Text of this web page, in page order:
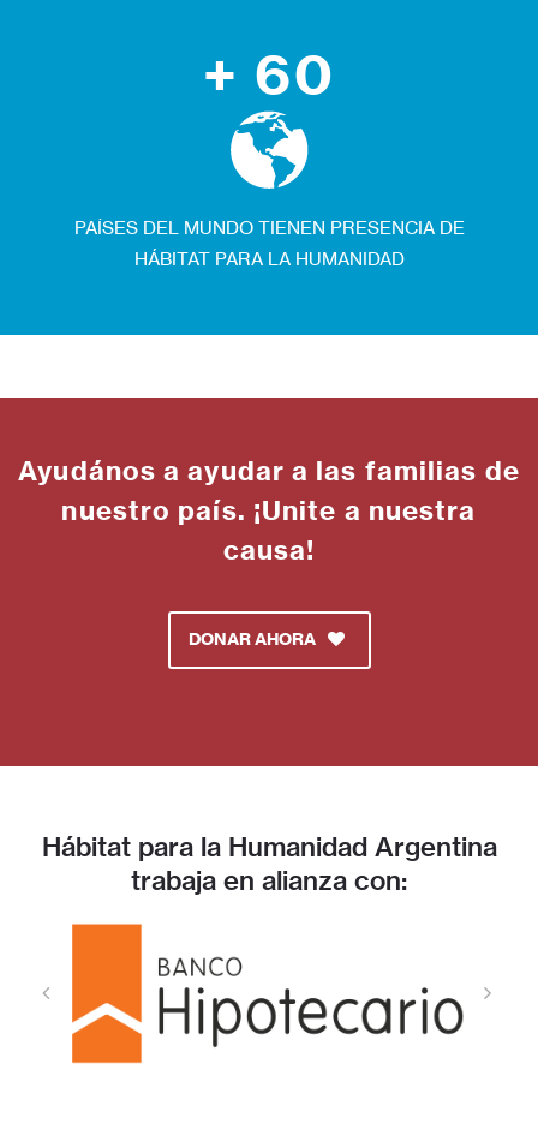
+ 60
PAÍSES DEL MUNDO TIENEN PRESENCIA DE
HÁBITAT PARA LA HUMANIDAD
Ayudános a ayudar a las familias de
nuestro país. ¡Unite a nuestra
causa!
DONAR AHORA
Hábitat para la Humanidad Argentina
trabaja en alianza con: